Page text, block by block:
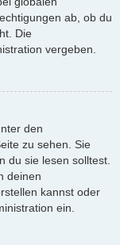
ab, ob du
Die
vergeben.
den
zu sehen. Sie
du sie lesen solltest.
deinen
kannst oder
ein.